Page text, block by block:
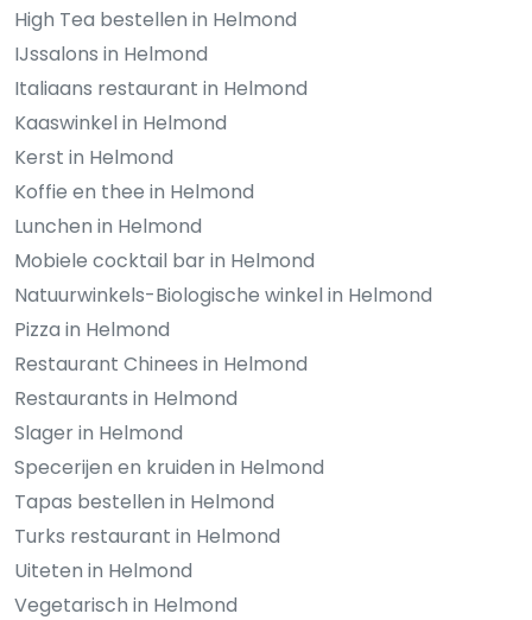
High Tea bestellen in Helmond
IJssalons in Helmond
Italiaans restaurant in Helmond
Kaaswinkel in Helmond
Kerst in Helmond
Koffie en thee in Helmond
Lunchen in Helmond
Mobiele cocktail bar in Helmond
Natuurwinkels-Biologische winkel in Helmond
Pizza in Helmond
Restaurant Chinees in Helmond
Restaurants in Helmond
Slager in Helmond
Specerijen en kruiden in Helmond
Tapas bestellen in Helmond
Turks restaurant in Helmond
Uiteten in Helmond
Vegetarisch in Helmond